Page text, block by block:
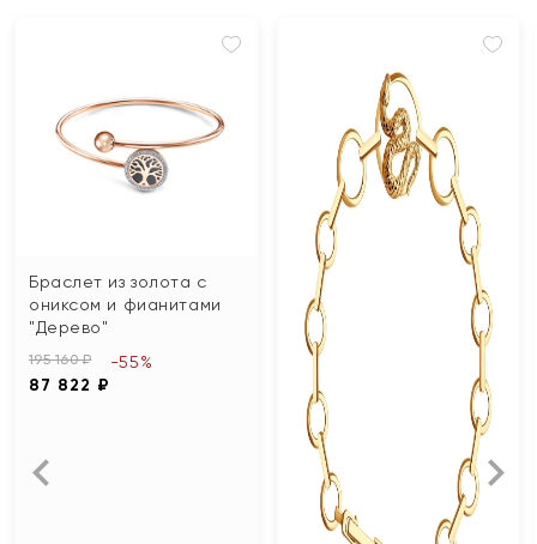
Браслет из золота с
ониксом и фианитами
"Дерево"
195 160 ₽
87 822 ₽
-55%